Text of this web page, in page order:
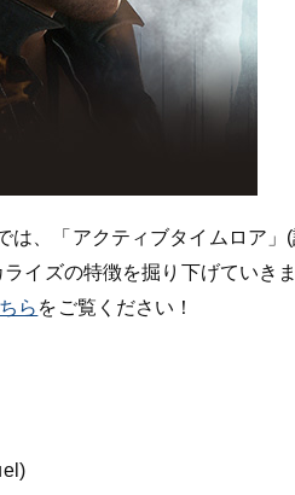
は、「アクティブタイムロア」
イズの特徴を掘り下げていきま
ら をご覧ください！